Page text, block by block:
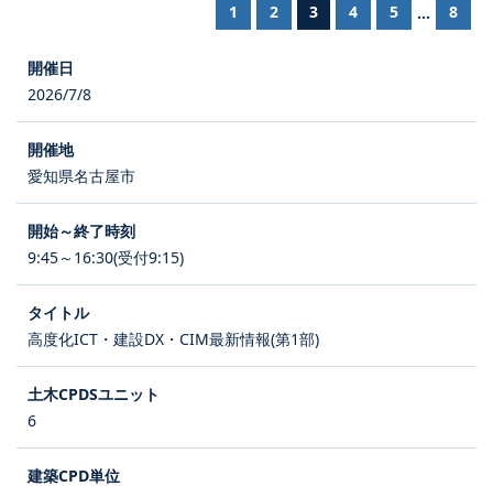
1 2 3 4 5 ... 8
2026/7/8
愛知県名古屋市
9:45～16:30(受付9:15)
高度化ICT・建設DX・CIM最新情報(第1部)
6